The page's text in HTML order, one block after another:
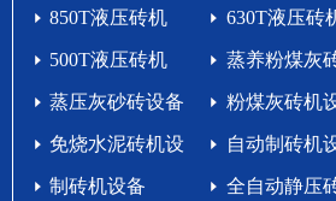
850T液压砖机 630T液压砖
500T液压砖机 蒸养粉煤灰
蒸压灰砂砖设备 粉煤灰砖机
免烧水泥砖机设
备生产线
自动制砖机
生产线
制砖机设备 全自动静压